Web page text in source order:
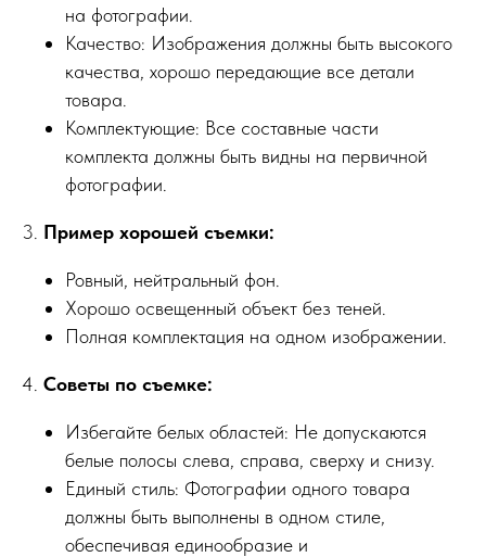
на фотографии.
Качество: Изображения должны быть высокого
качества, хорошо передающие все детали
товара.
Комплектующие: Все составные части
комплекта должны быть видны на первичной
фотографии.
3. Пример хорошей съемки:
Ровный, нейтральный фон.
Хорошо освещенный объект без теней.
Полная комплектация на одном изображении.
4. Советы по съемке:
Избегайте белых областей: Не допускаются
белые полосы слева, справа, сверху и снизу.
Единый стиль: Фотографии одного товара
должны быть выполнены в одном стиле,
обеспечивая единообразие и